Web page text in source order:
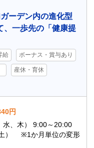
ーデン内の進化型
、一歩先の「健康提
給 ボーナス・賞与あり
産休・育休
円
水、木） 9:00～20:00
土） ※1か月単位の変形